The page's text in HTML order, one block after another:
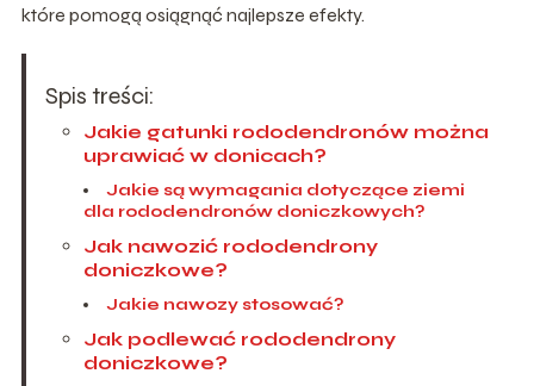
które pomogą osiągnąć najlepsze efekty.
Spis treści:
Jakie gatunki rododendronów można
uprawiać w donicach?
Jakie są wymagania dotyczące ziemi
dla rododendronów doniczkowych?
Jak nawozić rododendrony
doniczkowe?
Jakie nawozy stosować?
Jak podlewać rododendrony
doniczkowe?